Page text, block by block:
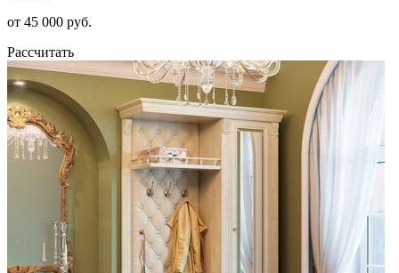
от 45 000 руб.
Рассчитать